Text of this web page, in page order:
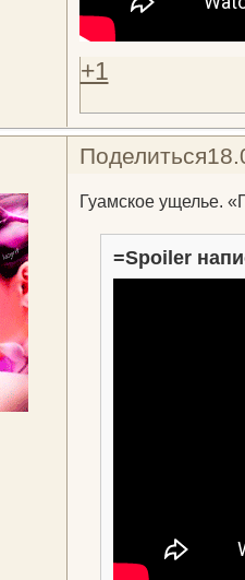
+1
Поделиться
Гуамское ущелье.
=Spoiler